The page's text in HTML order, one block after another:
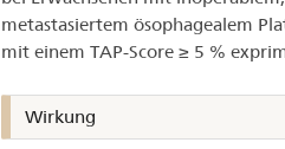
metastasiertem ösophagealem
mit einem TAP-Score ≥ 5 %
Wirkung